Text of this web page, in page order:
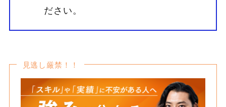
ださい。
見逃し厳禁！！